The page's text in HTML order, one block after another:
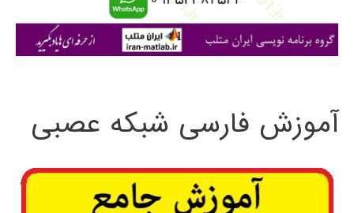
ی
آموزش فارسی شبکه عصبی